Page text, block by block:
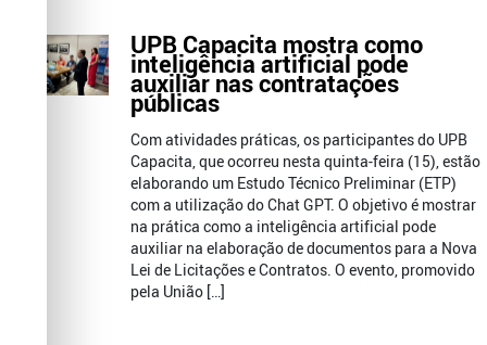
UPB Capacita mostra como
inteligência artificial pode
auxiliar nas contratações
públicas
Com atividades práticas, os participantes do UPB
Capacita, que ocorreu nesta quinta-feira (15), estão
elaborando um Estudo Técnico Preliminar (ETP)
com a utilização do Chat GPT. O objetivo é mostrar
na prática como a inteligência artificial pode
auxiliar na elaboração de documentos para a Nova
Lei de Licitações e Contratos. O evento, promovido
pela União […]